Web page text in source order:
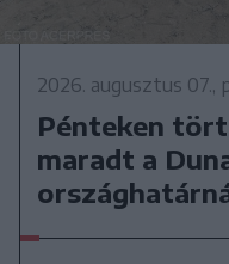
2026. augusztus 07.,
Pénteken
maradt a